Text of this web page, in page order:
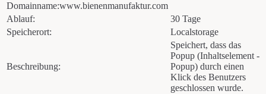
Domainname:www.bienenmanufaktur.com
Ablauf:
30 Tage
Speicherort:
Localstorage
Beschreibung:
Speichert, dass das
Popup (Inhaltselement -
Popup) durch einen
Klick des Benutzers
geschlossen wurde.